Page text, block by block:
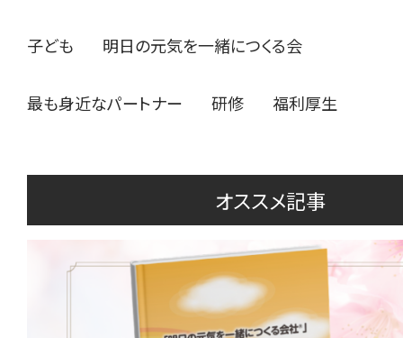
子ども 明日の元気を一緒につくる会
最も身近なパートナー 研修 福利厚生
オススメ記事